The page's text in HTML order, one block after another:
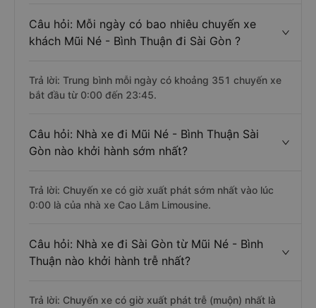
Câu hỏi: Mỗi ngày có bao nhiêu chuyến xe
khách Mũi Né - Bình Thuận đi Sài Gòn ?
Trả lời: Trung bình mỗi ngày có khoảng 351 chuyến xe
bắt đầu từ 0:00 đến 23:45.
Câu hỏi: Nhà xe đi Mũi Né - Bình Thuận Sài
Gòn nào khởi hành sớm nhất?
Trả lời: Chuyến xe có giờ xuất phát sớm nhất vào lúc
0:00 là của nhà xe Cao Lâm Limousine.
Câu hỏi: Nhà xe đi Sài Gòn từ Mũi Né - Bình
Thuận nào khởi hành trễ nhất?
Trả lời: Chuyến xe có giờ xuất phát trễ (muộn) nhất là